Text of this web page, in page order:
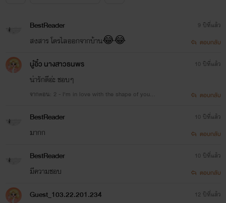
สวัสดีค่า!!~ เราวีเดย์น้า เรื่องนี้ถือเป็นนิยายวายเรื่องแรกใน
ชีวิตเลย ก่อนหน้านี้เคยแต่งแต่นิยายชายXหญิงทั่วไป ที่จริงอยาก
แต่งชายXชายมานานแล้วแหละ แต่ยังไม่กล้าพอ ความจริงนิยาย
เรื่องนี้วีเดย์เปิดไว้นานมากกกกกแล้ว แต่นี่เพิ่งจะมาแต่งต่อ
555555 สุดท้ายก็ขอฝากติดตามนิยายเรื่องนี้ด้วยนะค้า จุ๊บบบบ
BestReader
สงสาร โดรไลออกจากบ้าน😂😂
9 ปีที่แล้ว
ตอบกลับ
นู๋อิ๋ว นางสาวธนพร
น่ารักดีอ่ะ ชอบๆ
จากตอน: 2 - I'm in love with the shape of you 1
10 ปีที่แล้ว
ตอบกลับ
BestReader
มากก
10 ปีที่แล้ว
ตอบกลับ
BestReader
มีความชอบ
10 ปีที่แล้ว
ตอบกลับ
Guest_103.22.201.234 12 ปีที่แล้ว